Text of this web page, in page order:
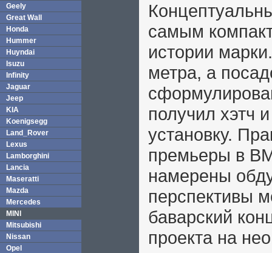
Geely
Great Wall
Honda
Hummer
Huyndai
Isuzu
Infinity
Jaguar
Jeep
KIA
Koenigsegg
Land_Rover
Lexus
Lamborghini
Lancia
Maseratti
Mazda
Mercedes
MINI
Mitsubishi
Nissan
Opel
самым
истории
метра, а
получил хэтч
установку.
премьеры в
намерены
перспективы
баварский
проекта на